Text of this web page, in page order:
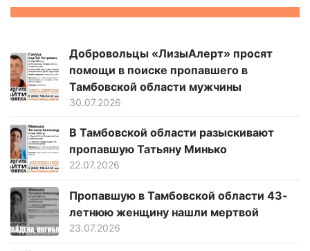
Добровольцы «ЛизыАлерт» просят
помощи в поиске пропавшего в
Тамбовской области мужчины
30.07.2026
В Тамбовской области разыскивают
пропавшую Татьяну Минько
22.07.2026
Пропавшую в Тамбовской области 43-
летнюю женщину нашли мертвой
23.07.2026